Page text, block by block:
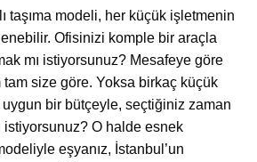
taşıma modeli, her küçük işletmenin
Ofisinizi komple bir araçla
mı istiyorsunuz? Mesafeye göre
tam size göre. Yoksa birkaç küçük
uygun bir bütçeyle, seçtiğiniz zaman
istiyorsunuz? O halde esnek
eşyanız, İstanbul’un